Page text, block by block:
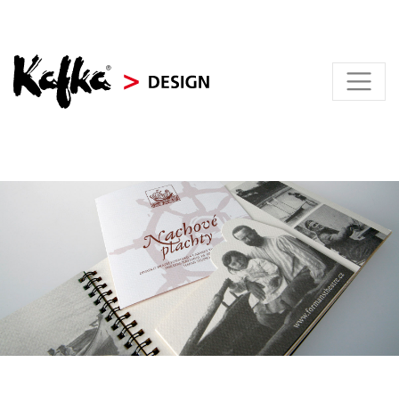
KAFKA > DESIGN